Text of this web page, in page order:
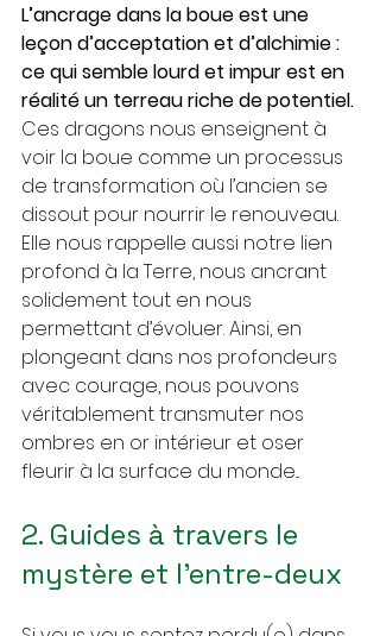
L’ancrage dans la boue est une
leçon d’acceptation et d’alchimie :
ce qui semble lourd et impur est en
réalité un terreau riche de potentiel.
Ces dragons nous enseignent à
voir la boue comme un processus
de transformation où l’ancien se
dissout pour nourrir le renouveau.
Elle nous rappelle aussi notre lien
profond à la Terre, nous ancrant
solidement tout en nous
permettant d’évoluer. Ainsi, en
plongeant dans nos profondeurs
avec courage, nous pouvons
véritablement transmuter nos
ombres en or intérieur et oser
fleurir à la surface du monde...
2. Guides à travers le
mystère et l’entre-deux